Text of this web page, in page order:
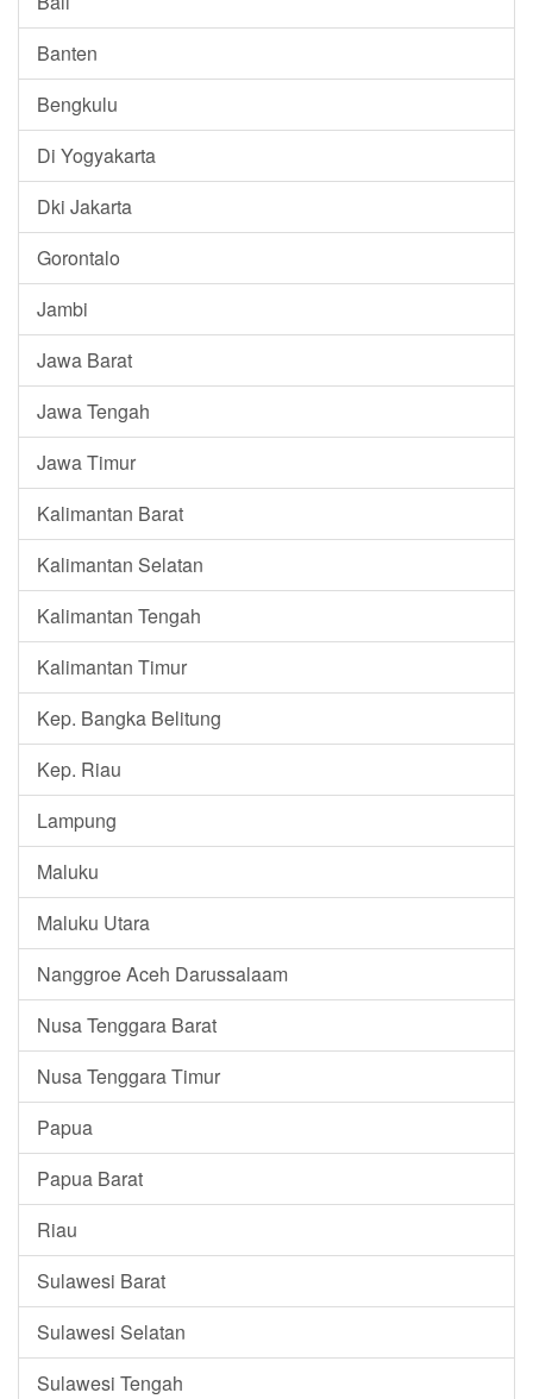
Banten
Bengkulu
Di Yogyakarta
Dki Jakarta
Gorontalo
Jambi
Jawa Barat
Jawa Tengah
Jawa Timur
Kalimantan Barat
Kalimantan Selatan
Kalimantan Tengah
Kalimantan Timur
Kep. Bangka Belitung
Kep. Riau
Lampung
Maluku
Maluku Utara
Nanggroe Aceh Darussalaam
Nusa Tenggara Barat
Nusa Tenggara Timur
Papua
Papua Barat
Riau
Sulawesi Barat
Sulawesi Selatan
Sulawesi Tengah